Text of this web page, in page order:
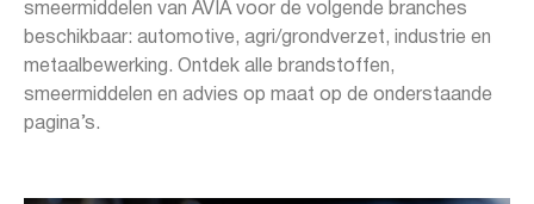
smeermiddelen van AVIA voor de volgende branches
beschikbaar: automotive, agri/grondverzet, industrie en
metaalbewerking. Ontdek alle brandstoffen,
smeermiddelen en advies op maat op de onderstaande
pagina’s.